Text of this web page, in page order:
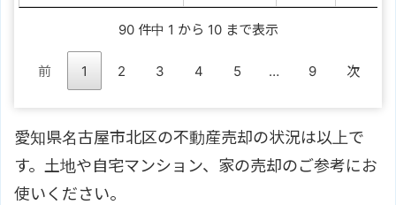
90 件中 1 から 10 まで表示
前 1 2 3 4 5 … 9 次
愛知県名古屋市北区の不動産売却の状況は以上で
す。土地や自宅マンション、家の売却のご参考にお
使いください。